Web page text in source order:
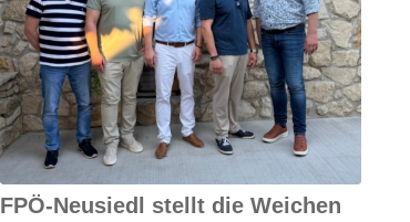
FPÖ-Neusiedl stellt die Weichen